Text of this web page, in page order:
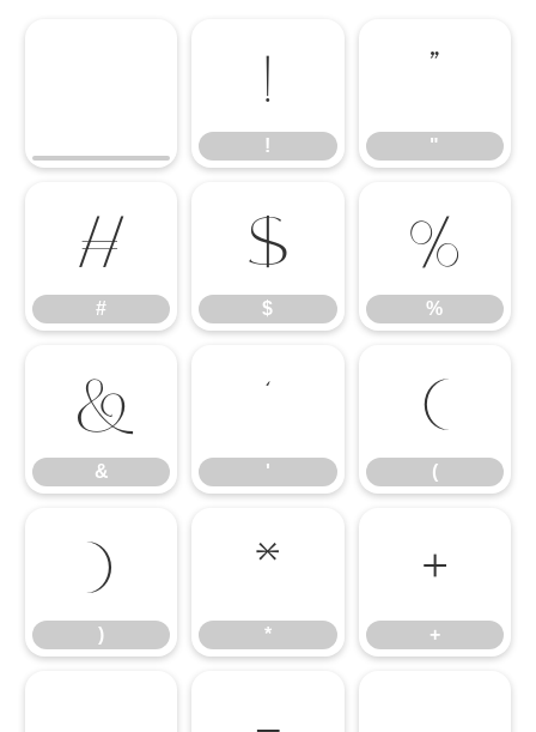
!
!
"
"
#
#
$
$
%
%
&
&
'
'
(
(
)
)
*
*
+
+